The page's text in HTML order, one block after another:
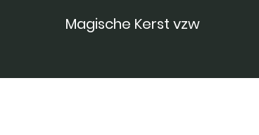
Magische Kerst vzw